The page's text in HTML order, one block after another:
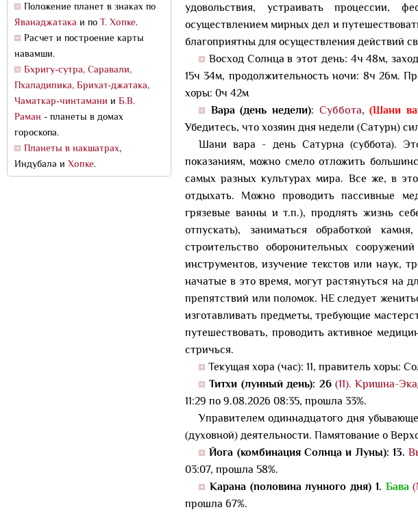
Положение планет в знаках по
Яванаджатака и поТ. Хопке.
Расчет и построение карты
навамши.
Бхригу-сутра, Саравали,
Пхаладипика, Брихат-джатака,
Чаматкар-чинтамани и Б.В.
Раман - планеты в домах
гороскопа.
Планеты в накшатрах,
Индубала и Хопке.
удовольствия, устраивать процессии,
осуществлением мирных дел и
благоприятны для осуществления действий
Восход Солнца в этот день: 4ч 48м,
15ч 34м, продолжительность ночи: 8ч 26м.
хоры: 0ч 42м
Вара (день недели): Суббота,(Шани
Убедитесь, что хозяин дня недели (Сатурн)
Шани вара - день Сатурна (суббота).
показаниям, можно смело отложить
самых разных культурах мира. Все же, в
отдыхать. Можно проводить пассивные
грязевые ванны и т.п.), продлять жизнь
отпускать), заниматься обработкой
строительство оборонительных
инструментов, изучение текстов или наук,
начатые в это время, могут растянуться на
препятствий или поломок. НЕ следует
изготавливать предметы, требующие
путешествовать, проводить активное
стричься.
Текущая хора (час): 11, правитель хоры:
Титхи (лунный день): 26(11). Кришна-
11:29 по 9.08.2026 08:35, прошла 33%.
Управителем одиннадцатого дня
(духовной) деятельности. Памятование о
Йога (комбинация Солнца и Луны): 13.
03:07, прошла 58%.
Карана (половина лунного дня) 1. Бава
прошла 67%.